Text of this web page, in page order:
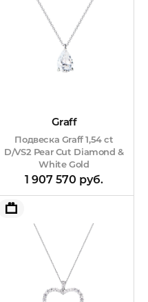
Graff
Подвеска Graff 1,54 сt
D/VS2 Pear Cut Diamond &
White Gold
1 907 570 руб.